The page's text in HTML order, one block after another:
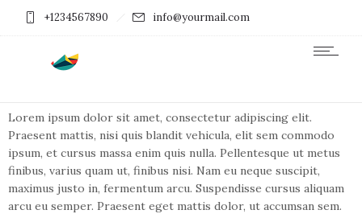
+1234567890 info@yourmail.com
May 17, 2018
Lorem ipsum dolor sit amet, consectetur adipiscing elit.
Praesent mattis, nisi quis blandit vehicula, elit sem commodo
ipsum, et cursus massa enim quis nulla. Pellentesque ut metus
finibus, varius quam ut, finibus nisi. Nam eu neque suscipit,
maximus justo in, fermentum arcu. Suspendisse cursus aliquam
arcu eu semper. Praesent eget mattis dolor, ut accumsan sem.